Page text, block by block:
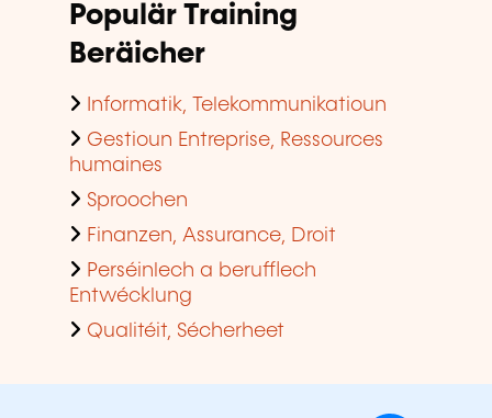
Populär Training
Beräicher
Informatik, Telekommunikatioun
Gestioun Entreprise, Ressources
humaines
Sproochen
Finanzen, Assurance, Droit
Perséinlech a berufflech
Entwécklung
Qualitéit, Sécherheet